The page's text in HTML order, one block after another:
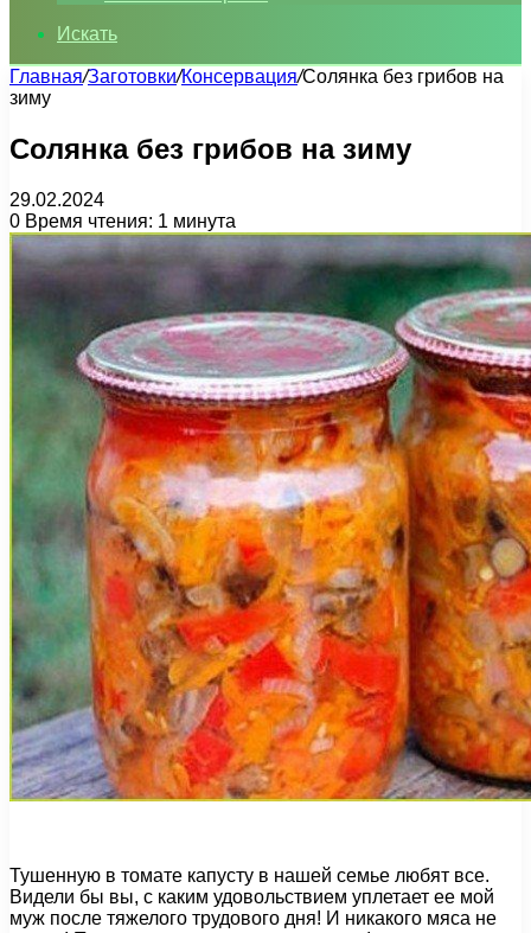
Искать
Главная/Заготовки/Консервация/Солянка без грибов на
зиму
Солянка без грибов на зиму
29.02.2024
0 Время чтения: 1 минута
Тушенную в томате капусту в нашей семье любят все.
Видели бы вы, с каким удовольствием уплетает ее мой
муж после тяжелого трудового дня! И никакого мяса не